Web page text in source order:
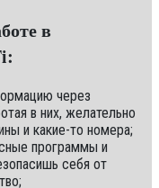
в
через
в них, желательно
и какие-то номера;
программы и
себя от